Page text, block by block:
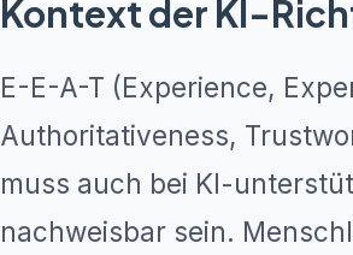
Kontext der KI-
E-E-A-T (Experience,
Authoritativeness,
muss auch bei KI-
nachweisbar sein.